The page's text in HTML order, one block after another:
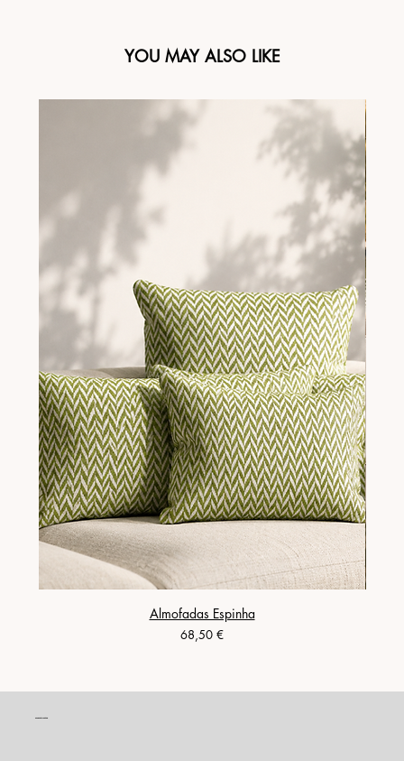
YOU MAY ALSO LIKE
Almofadas Espinha
Preço
68,50 €
CONTACTO